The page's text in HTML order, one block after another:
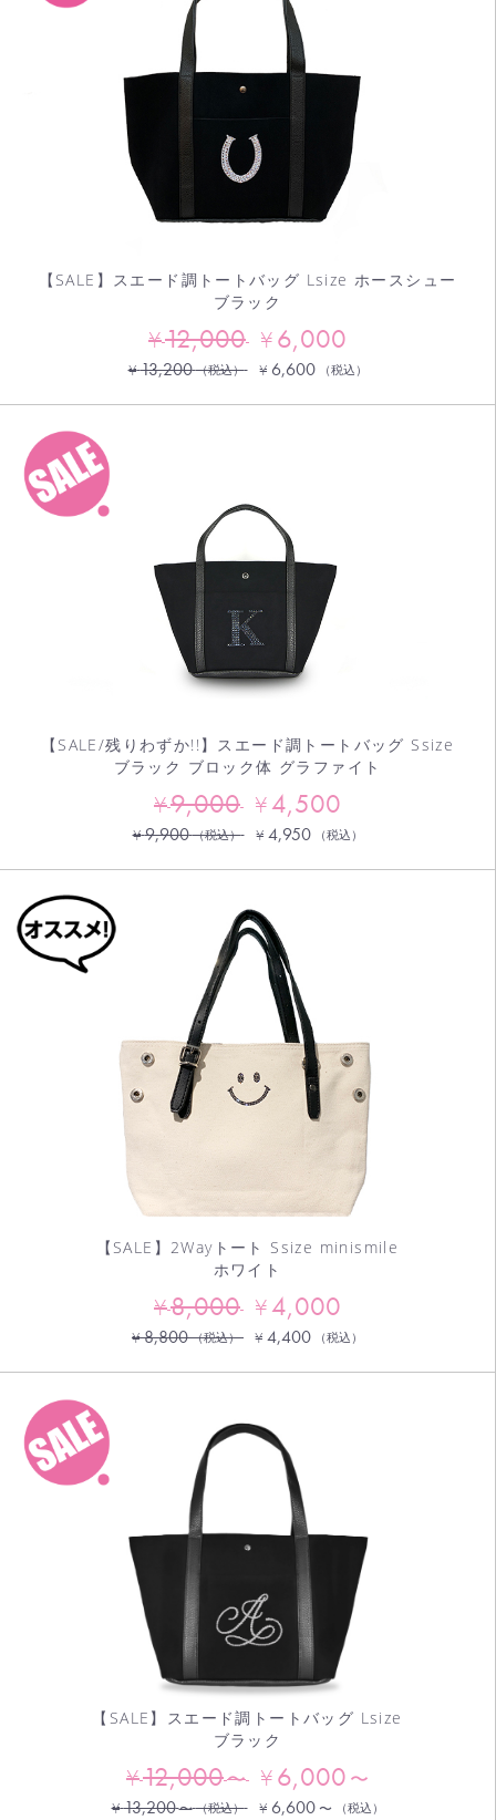
【SALE】スエード調トートバッグ Lsize ホースシュー
ブラック
¥12,000 ¥6,000
¥13,200 （税込） ¥ 6,600 （税込）
【SALE/残りわずか!!】スエード調トートバッグ Ssize
ブラック ブロック体 グラファイト
¥9,000 ¥4,500
¥9,900 （税込） ¥ 4,950 （税込）
【SALE】2Wayトート Ssize minismile
ホワイト
¥8,000 ¥4,000
¥8,800 （税込） ¥ 4,400 （税込）
【SALE】スエード調トートバッグ Lsize
ブラック
¥12,000〜 ¥6,000 〜
¥13,200〜 （税込） ¥ 6,600 〜 （税込）
お買い物を続ける
カートへ進む